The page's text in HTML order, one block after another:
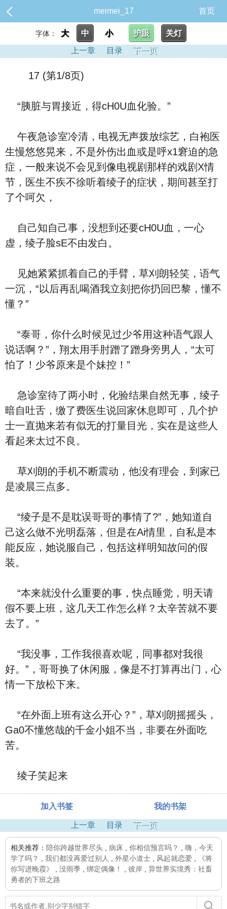
meimei_17 首页
字体： 大 中 小 护眼
关灯
上一章
目录 下一页
17 (第1/8页)
“胰脏与胃接近，得cH0U血化验。”
午夜急诊室冷清，电视无声拨放综艺，白袍医
生慢悠悠晃来，不是外伤出血或是呼x1窘迫的急
症，一般来说不会见到像电视剧那样的戏剧X情
节，医生不疾不徐听着绫子的症状，期间甚至打
了个呵欠，
自己知自己事，没想到还要cH0U血，一心
虚，绫子脸sE不由发白。
见她紧紧抓着自己的手臂，草刈朗轻笑，语气
一沉，“以后再乱喝酒我立刻把你扔回巴黎，懂不
懂？”
“泰哥，你什么时候见过少爷用这种语气跟人
说话啊？”，翔太用手肘蹭了蹭身旁男人，“太可
怕了！少爷原来是个妹控！”
急诊室待了两小时，化验结果自然无事，绫子
暗自吐舌，缴了费医生说回家休息即可，几个护
士一直抛来若有似无的打量目光，实在是这些人
看起来太过不良。
草刈朗的手机不断震动，他没有理会，到家已
是凌晨三点多。
“绫子是不是耽误哥哥的事情了?”，她知道自
己这么做不光明磊落，但是在Ai情里，自私是本
能反应，她说服自己，包括这样明知故问的假
装。
“本来就没什么重要的事，快点睡觉，明天请
假不要上班，这几天工作怎么样？太辛苦就不要
去了。”
“我没事，工作我很喜欢呢，同事都对我很
好。”，哥哥换了休闲服，像是不打算再出门，心
情一下放松下来。
“在外面上班有这么开心？”，草刈朗摇摇头，
Ga0不懂悠哉的千金小姐不当，非要在外面吃
苦。
绫子笑起来
加入书签 我的书架
上一章 目录 下一页
相关推荐： 陪你跨越世界尽头 病床 你相信预言吗？
嗨，今天
学了吗？
我们都没再爱过别人 外星小道士 风起就恋爱
《将
你写进晚霞》
没雨季 绑定偶像！ 彼岸
异世界实境秀：社畜
勇者的下班之路